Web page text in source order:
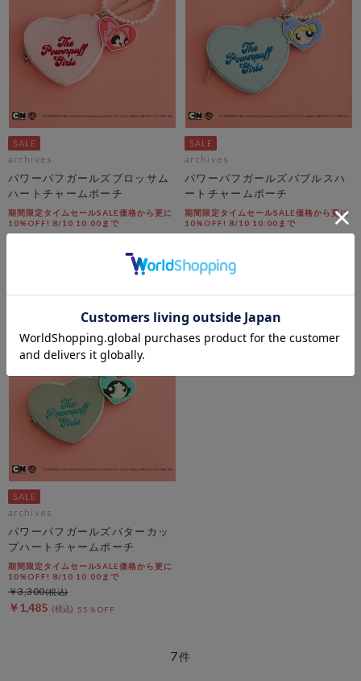
archives
パワーパフガールズブロッサム
ハートチャームポーチ
期間限定タイムセールSALE価格から更に
10%OFF! 8/10 10:00まで
￥3,300
archives
パワーパフガールズバブルスハ
ートチャームポーチ
期間限定タイムセールSALE価格から更に
10%OFF! 8/10 10:00まで
archives
パワーパフガールズバターカッ
プハートチャームポーチ
期間限定タイムセールSALE価格から更に
10%OFF! 8/10 10:00まで
￥1,485 55％OFF
￥3,300
7件